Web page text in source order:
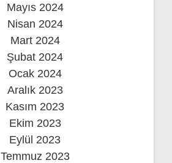
Mayıs 2024
Nisan 2024
Mart 2024
Şubat 2024
Ocak 2024
Aralık 2023
Kasım 2023
Ekim 2023
Eylül 2023
Temmuz 2023